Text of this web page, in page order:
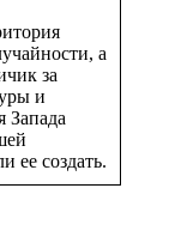
а
за
и
Запада
ее создать.